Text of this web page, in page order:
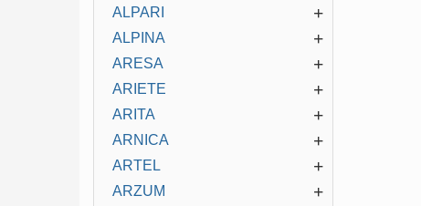
+
ALPARI
+
ALPINA
+
ARESA
+
ARIETE
+
ARITA
+
ARNICA
+
ARTEL
+
ARZUM